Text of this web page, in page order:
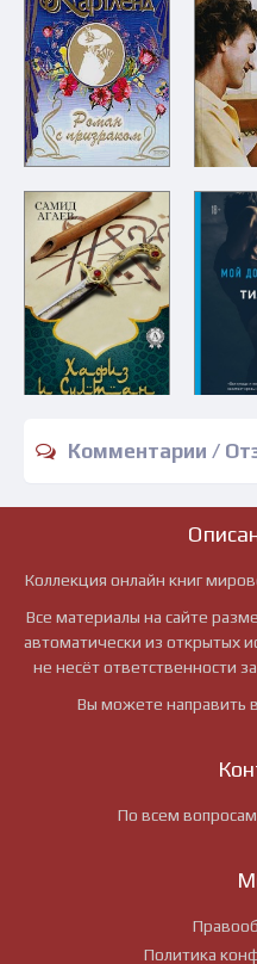
Комментарии /
Коллекция онлайн книг
Все материалы на сайте
автоматически из открытых
не несёт ответственности
Вы можете направить
По всем
Политика